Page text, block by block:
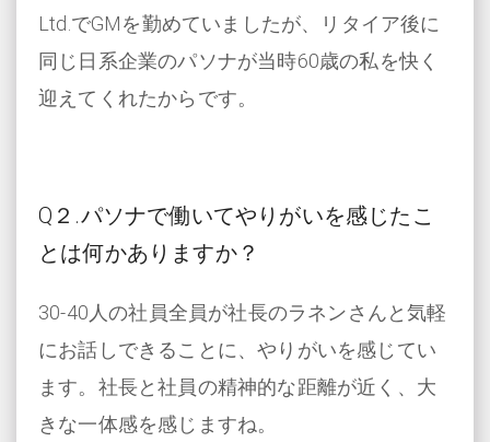
Ltd.でGMを勤めていましたが、リタイア後に
同じ日系企業のパソナが当時60歳の私を快く
迎えてくれたからです。
Q２.パソナで働いてやりがいを感じたこ
とは何かありますか？
30-40人の社員全員が社長のラネンさんと気軽
にお話しできることに、やりがいを感じてい
ます。社長と社員の精神的な距離が近く、大
きな一体感を感じますね。